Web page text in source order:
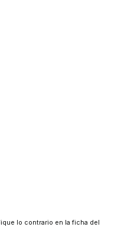
lo contrario en la ficha del